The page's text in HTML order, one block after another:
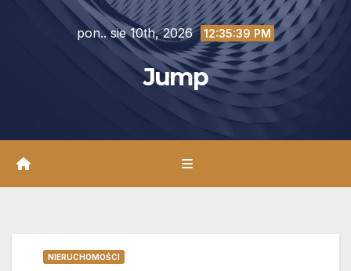
pon.. sie 10th, 2026 12:35:41 PM
Jump
NIERUCHOMOŚCI